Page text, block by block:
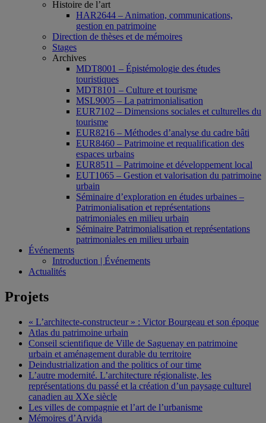
Histoire de l’art
HAR2644 – Animation, communications,
gestion en patrimoine
Direction de thèses et de mémoires
Stages
Archives
MDT8001 – Épistémologie des études
touristiques
MDT8101 – Culture et tourisme
MSL9005 – La patrimonialisation
EUR7102 – Dimensions sociales et culturelles du
tourisme
EUR8216 – Méthodes d’analyse du cadre bâti
EUR8460 – Patrimoine et requalification des
espaces urbains
EUR8511 – Patrimoine et développement local
EUT1065 – Gestion et valorisation du patrimoine
urbain
Séminaire d’exploration en études urbaines –
Patrimonialisation et représentations
patrimoniales en milieu urbain
Séminaire Patrimonialisation et représentations
patrimoniales en milieu urbain
Événements
Introduction | Événements
Actualités
Projets
« L’architecte-constructeur » : Victor Bourgeau et son époque
Atlas du patrimoine urbain
Conseil scientifique de Ville de Saguenay en patrimoine
urbain et aménagement durable du territoire
Deindustrialization and the politics of our time
L’autre modernité. L’architecture régionaliste, les
représentations du passé et la création d’un paysage culturel
canadien au XXe siècle
Les villes de compagnie et l’art de l’urbanisme
Mémoires d’Arvida